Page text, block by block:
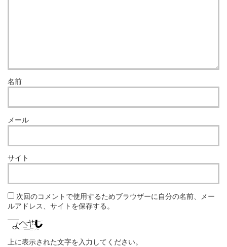
名前
メール
サイト
次回のコメントで使用するためブラウザーに自分の名前、メー
ルアドレス、サイトを保存する。
上に表示された文字を入力してください。